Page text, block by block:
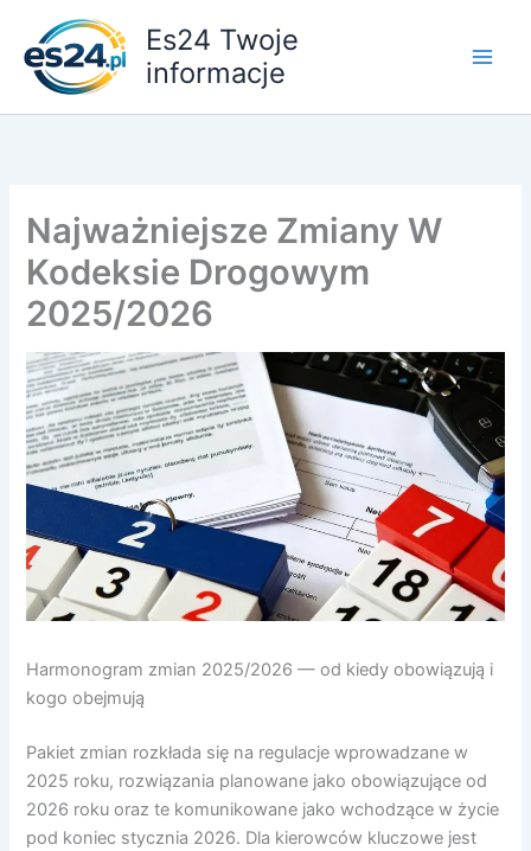
treści
Es24 Twoje
informacje
Najważniejsze Zmiany W
Kodeksie Drogowym
2025/2026
Harmonogram zmian 2025/2026 — od kiedy obowiązują i
kogo obejmują
Pakiet zmian rozkłada się na regulacje wprowadzane w
2025 roku, rozwiązania planowane jako obowiązujące od
2026 roku oraz te komunikowane jako wchodzące w życie
pod koniec stycznia 2026. Dla kierowców kluczowe jest